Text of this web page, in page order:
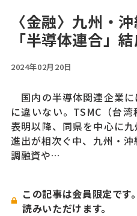
〈金融〉九州・
「半導体連合」
2024年02月20日
国内の半導体関連企業
に違いない。TSMC（台
表明以降、同県を中心に
進出が相次ぐ中、九州・
調融資や…
この記事は会員限定です。
読みいただけます。